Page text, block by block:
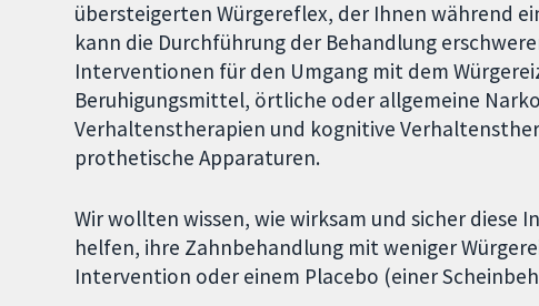
übersteigerten Würgereflex, der Ihnen während
kann die Durchführung der Behandlung
Interventionen für den Umgang mit dem
Beruhigungsmittel, örtliche oder allgemeine
Verhaltenstherapien und kognitive
prothetische Apparaturen.
Wir wollten wissen, wie wirksam und sicher diese
helfen, ihre Zahnbehandlung mit weniger
Intervention oder einem Placebo (einer